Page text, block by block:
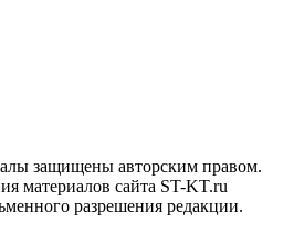
защищены авторским правом.
материалов сайта ST-KT.ru
разрешения редакции.